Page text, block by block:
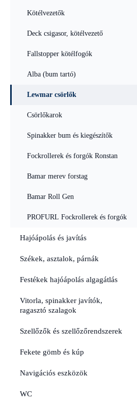
Kötélvezetők
Deck csigasor, kötélvezető
Fallstopper kötélfogók
Alba (bum tartó)
Lewmar csörlők
Csörlőkarok
Spinakker bum és kiegészítők
Fockrollerek és forgók Ronstan
Bamar merev forstag
Bamar Roll Gen
PROFURL Fockrollerek és forgók
Hajóápolás és javítás
Székek, asztalok, párnák
Festékek hajóápolás algagátlás
Vitorla, spinakker javítók,
ragasztó szalagok
Szellőzők és szellőzőrendszerek
Fekete gömb és kúp
Navigációs eszközök
WC